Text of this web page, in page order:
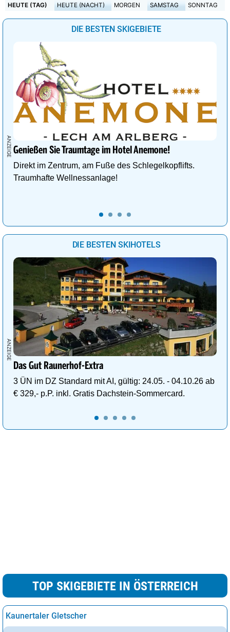
HEUTE (TAG) HEUTE (NACHT) MORGEN SAMSTAG SONNTAG
DIE BESTEN SKIGEBIETE
Genießen Sie Traumtage im Hotel Anemone!
Direkt im Zentrum, am Fuße des Schlegelkopflifts.
Traumhafte Wellnessanlage!
DIE BESTEN SKIHOTELS
Das Gut Raunerhof-Extra
3 ÜN im DZ Standard mit AI, gültig: 24.05. - 04.10.26 ab
€ 329,- p.P. inkl. Gratis Dachstein-Sommercard.
TOP SKIGEBIETE IN ÖSTERREICH
Kaunertaler Gletscher